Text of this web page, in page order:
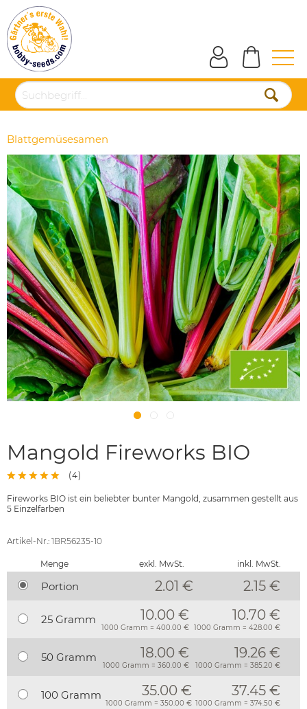
Blattgemüsesamen
Mangold Fireworks BIO
(4)
Fireworks BIO ist ein beliebter bunter Mangold, zusammen gestellt aus
5 Einzelfarben
Artikel-Nr.: 1BR56235-10
Menge exkl. MwSt. inkl. MwSt.
Portion 2.01 € 2.15 €
25 Gramm 10.00 €
1000 Gramm = 400.00 €
10.70 €
1000 Gramm = 428.00 €
50 Gramm 18.00 €
1000 Gramm = 360.00 €
19.26 €
1000 Gramm = 385.20 €
100 Gramm 35.00 €
1000 Gramm = 350.00 €
37.45 €
1000 Gramm = 374.50 €